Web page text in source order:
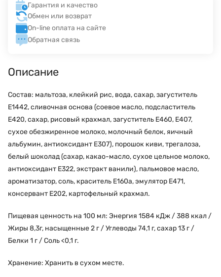
Гарантия и качество
Обмен или возврат
On-line оплата на сайте
Обратная связь
Описание
Состав: мальтоза, клейкий рис, вода, сахар, загуститель
Е1442, сливочная основа (соевое масло, подсластитель
Е420, сахар, рисовый крахмал, загуститель Е460, Е407,
сухое обезжиренное молоко, молочный белок, яичный
альбумин, антиоксидант Е307), порошок киви, трегалоза,
белый шоколад (сахар, какао-масло, сухое цельное молоко,
антиоксидант E322, экстракт ванили), пальмовое масло,
ароматизатор, соль, краситель E160a, эмулятор E471,
консервант E202, картофельный крахмал.
Пищевая ценность на 100 мл: Энергия 1584 кДж / 388 ккал /
Жиры 8,3г, насыщенные 2 г / Углеводы 74,1 г, сахар 13 г /
Белки 1 г / Соль <0,1 г.
Хранение: Хранить в сухом месте.